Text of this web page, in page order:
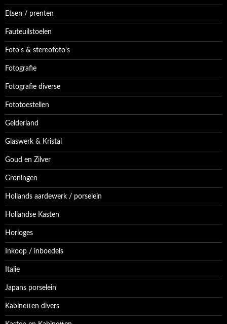
Etsen / prenten
Fauteuilstoelen
Foto's & stereofoto's
Fotografie
Fotografie diverse
Fototoestellen
Gelderland
Glaswerk & Kristal
Goud en Zilver
Groningen
Hollands aardewerk / porselein
Hollandse Kasten
Horloges
Inkoop / inboedels
Italie
Japans porselein
Kabinetten divers